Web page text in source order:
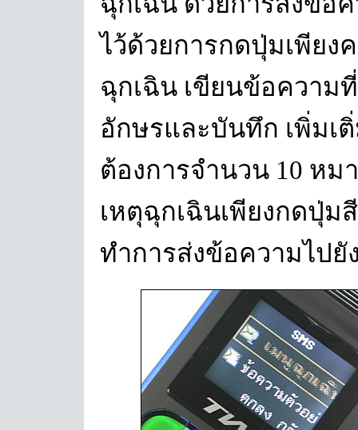
ไว้ด้วยการกดปุ่มเพียง
ฉุกเฉิน เขียนข้อความ
อักษรและบันทึก เพิ่มเ
ต้องการจำนวน 10 หม
เหตุฉุกเฉินเพียงกดปุ่ม
ทำการส่งข้อความไป